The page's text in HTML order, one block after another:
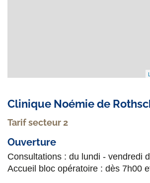
Clinique Noémie de
Tarif secteur 2
Ouverture
Consultations : du lundi - vendredi
Accueil bloc opératoire : dès 7h00